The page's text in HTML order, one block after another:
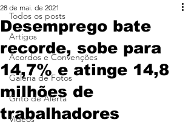
Todos os posts
Artigos
Acordos e Convenções
Galeria de Fotos
Grito de Alerta
Vídeos
Desemprego bate
recorde, sobe para
14,7% e atinge 14,8
milhões de
trabalhadores
28 de mai. de 2021